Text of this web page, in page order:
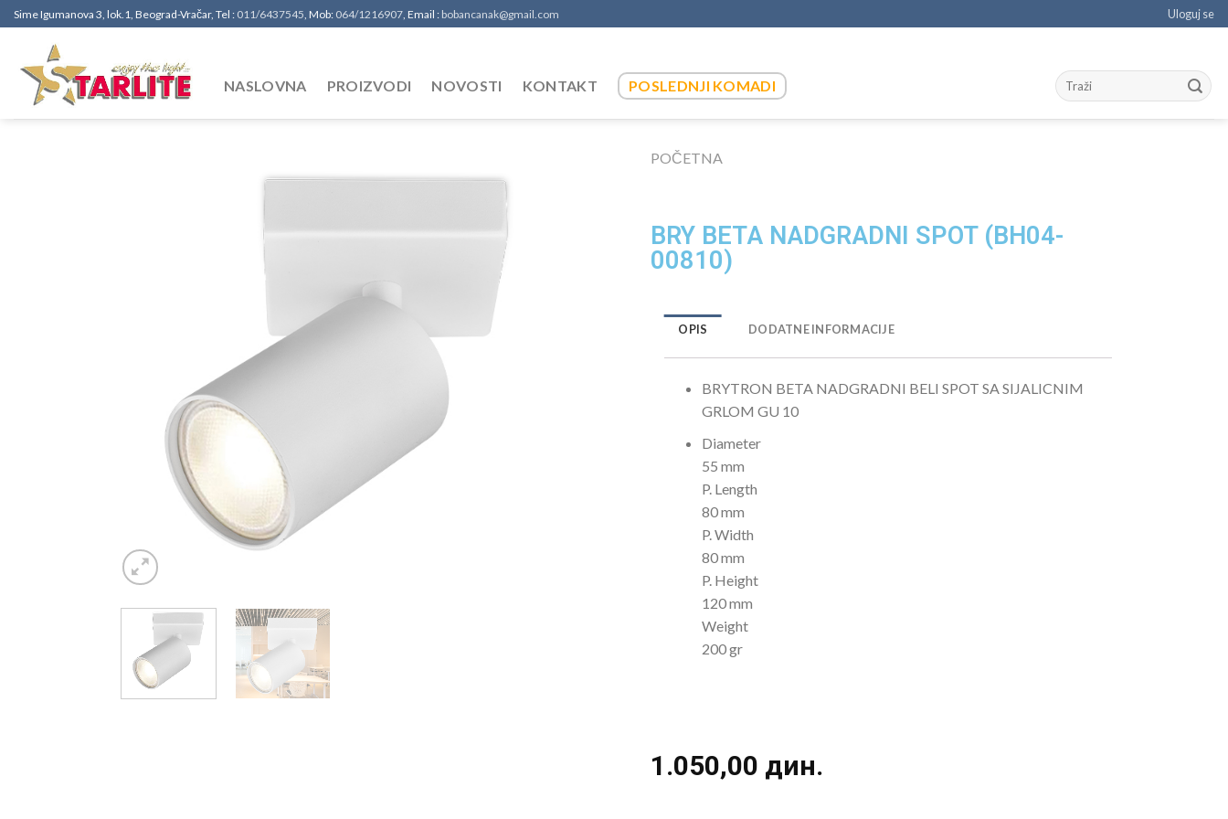
Sime Igumanova 3, lok.1, Beograd-Vračar, Tel : 011/6437545 , Mob: 064/1216907 , Email : bobancanak@gmail.com Uloguj se
NASLOVNA PROIZVODI NOVOSTI KONTAKT POSLEDNJI KOMADI
POČETNA
BRY BETA NADGRADNI SPOT (BH04-
00810)
OPIS DODATNE INFORMACIJE
BRYTRON BETA NADGRADNI BELI SPOT SA SIJALICNIM
GRLOM GU 10
Diameter
55 mm
P. Length
80 mm
P. Width
80 mm
P. Height
120 mm
Weight
200 gr
1.050,00 дин.